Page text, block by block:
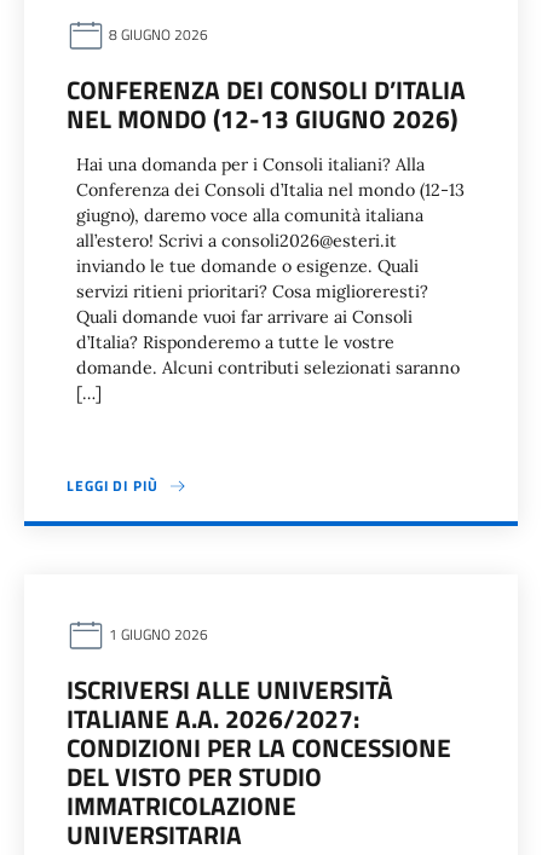
8 GIUGNO 2026
CONFERENZA DEI CONSOLI D’ITALIA
NEL MONDO (12-13 GIUGNO 2026)
Hai una domanda per i Consoli italiani? Alla
Conferenza dei Consoli d’Italia nel mondo (12-13
giugno), daremo voce alla comunità italiana
all’estero! Scrivi a consoli2026@esteri.it
inviando le tue domande o esigenze. Quali
servizi ritieni prioritari? Cosa miglioreresti?
Quali domande vuoi far arrivare ai Consoli
d’Italia? Risponderemo a tutte le vostre
domande. Alcuni contributi selezionati saranno
[…]
LEGGI DI PIÙ
1 GIUGNO 2026
ISCRIVERSI ALLE UNIVERSITÀ
ITALIANE A.A. 2026/2027:
CONDIZIONI PER LA CONCESSIONE
DEL VISTO PER STUDIO
IMMATRICOLAZIONE
UNIVERSITARIA